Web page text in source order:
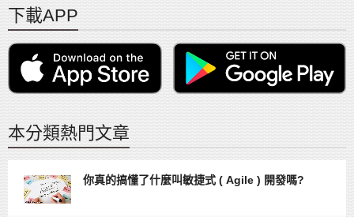
下載APP
本分類熱門文章
你真的搞懂了什麼叫敏捷式 ( Agile ) 開發嗎?